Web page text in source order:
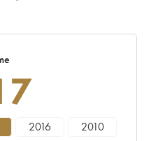
2016
2010